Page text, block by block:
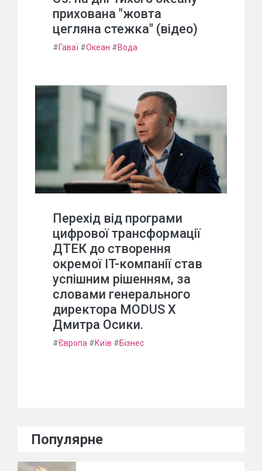
прихована "жовта
цегляна стежка" (відео)
#Гаваї #Океан #Вода
Перехід від програми
цифрової трансформації
ДТЕК до створення
окремої IT-компанії став
успішним рішенням, за
словами генерального
директора MODUS X
Дмитра Осики.
#Європа #Київ #Бізнес
Популярне